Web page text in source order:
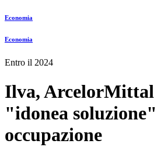
Economia
Economia
Entro il 2024
Ilva, ArcelorMittal
"idonea soluzione"
occupazione